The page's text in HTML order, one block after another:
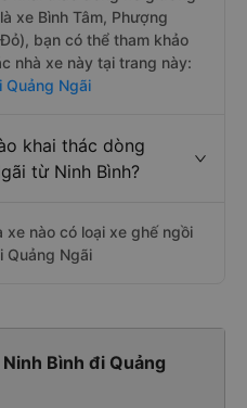
xe Bình Tâm, Phượng
bạn có thể tham khảo
nhà xe này tại trang này:
Quảng Ngãi
khai thác dòng
từ Ninh Bình?
xe nào có loại xe ghế ngồi
Quảng Ngãi
Bình đi Quảng